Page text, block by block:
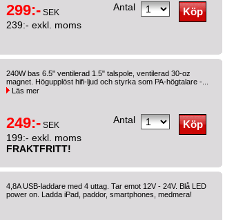
299:- SEK
239:- exkl. moms
Antal
240W bas 6.5" ventilerad 1.5" talspole, ventilerad 30-oz
magnet. Högupplöst hifi-ljud och styrka som PA-högtalare -...
Läs mer
249:- SEK
199:- exkl. moms
FRAKTFRITT!
Antal
4,8A USB-laddare med 4 uttag. Tar emot 12V - 24V. Blå LED
power on. Ladda iPad, paddor, smartphones, medmera!